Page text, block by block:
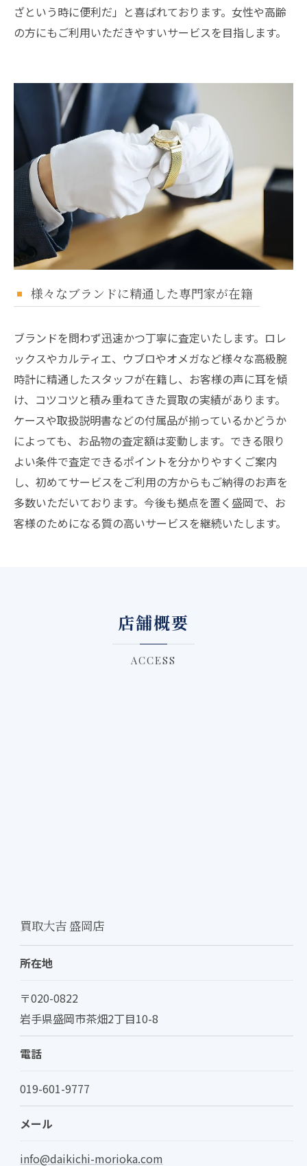
ざという時に便利だ」と喜ばれております。女性や高齢
の方にもご利用いただきやすいサービスを目指します。
様々なブランドに精通した専門家が在籍
ブランドを問わず迅速かつ丁寧に査定いたします。ロレ
ックスやカルティエ、ウブロやオメガなど様々な高級腕
時計に精通したスタッフが在籍し、お客様の声に耳を傾
け、コツコツと積み重ねてきた買取の実績があります。
ケースや取扱説明書などの付属品が揃っているかどうか
によっても、お品物の査定額は変動します。できる限り
よい条件で査定できるポイントを分かりやすくご案内
し、初めてサービスをご利用の方からもご納得のお声を
多数いただいております。今後も拠点を置く盛岡で、お
客様のためになる質の高いサービスを継続いたします。
店舗概要
ACCESS
買取大吉 盛岡店
所在地
〒020-0822
岩手県盛岡市茶畑2丁目10-8
電話
019-601-9777
メール
info@daikichi-morioka.com